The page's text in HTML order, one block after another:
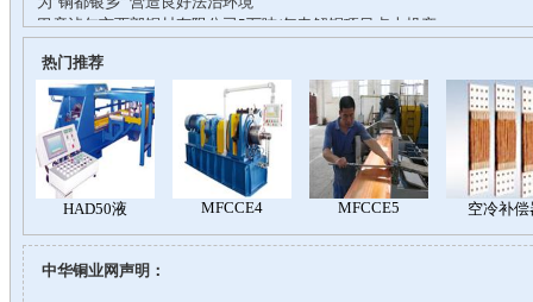
热门推荐
中华铜业网声明：